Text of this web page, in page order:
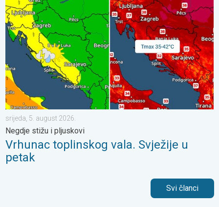
srijeda, 5. august 2026.
Negdje stižu i pljuskovi
Vrhunac toplinskog vala. Svježije u
petak
Svi članci